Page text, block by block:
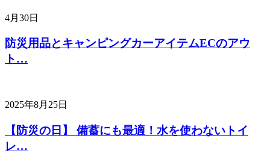
4月30日
防災用品とキャンピングカーアイテムECのアウ
ト…
2025年8月25日
【防災の日】 備蓄にも最適！水を使わないトイ
レ…